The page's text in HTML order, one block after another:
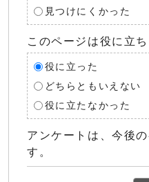
見つけにくかった
このページは役に立
役に立った
どちらともいえない
役に立たなかった
アンケートは、今後
す。